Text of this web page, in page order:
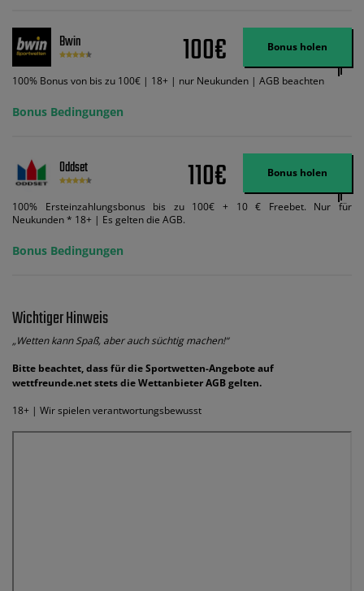
Wett-Credits aus. Es gelten die AGB, Zeitlimits und Ausnahmen. Der Bonus-
Code VIPANGEBOT kann während der Anmeldung benutzt werden, jedoch
ändert dies den Angebotsbetrag in keinster Weise.
Bwin 100€ Bonus holen
100% Bonus von bis zu 100€ | 18+ | nur Neukunden | AGB beachten
Bonus Bedingungen
Oddset 110€ Bonus holen
100% Ersteinzahlungsbonus bis zu 100€ + 10 € Freebet. Nur für
Neukunden * 18+ | Es gelten die AGB.
Bonus Bedingungen
Wichtiger Hinweis
„Wetten kann Spaß, aber auch süchtig machen!“
Bitte beachtet, dass für die Sportwetten-Angebote auf
wettfreunde.net stets die Wettanbieter AGB gelten.
18+ | Wir spielen verantwortungsbewusst